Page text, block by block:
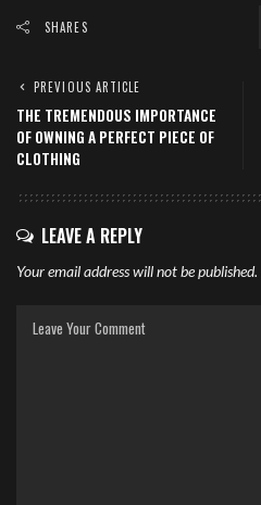
SHARES
PREVIOUS ARTICLE
THE TREMENDOUS IMPORTANCE
OF OWNING A PERFECT PIECE OF
CLOTHING
LEAVE A REPLY
Your email address will not be published.